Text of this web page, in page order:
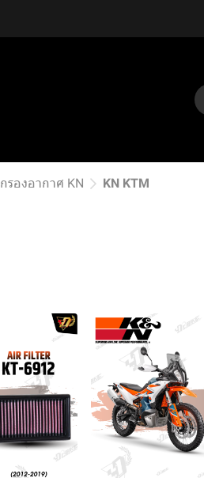
กรองอากาศ KN KN KTM